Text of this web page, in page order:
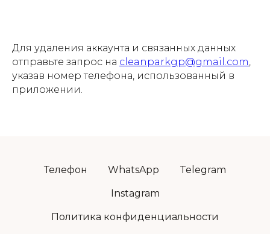
Для удаления аккаунта и связанных данных
отправьте запрос на cleanparkgp@gmail.com,
указав номер телефона, использованный в
приложении.
Телефон WhatsApp Telegram
Instagram
Политика конфиденциальности